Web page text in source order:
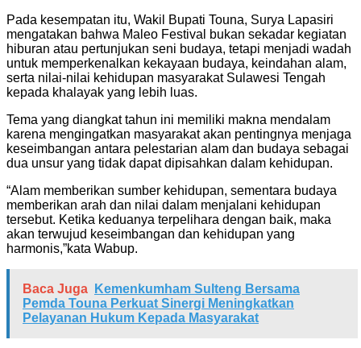
Pada kesempatan itu, Wakil Bupati Touna, Surya Lapasiri
mengatakan bahwa Maleo Festival bukan sekadar kegiatan
hiburan atau pertunjukan seni budaya, tetapi menjadi wadah
untuk memperkenalkan kekayaan budaya, keindahan alam,
serta nilai-nilai kehidupan masyarakat Sulawesi Tengah
kepada khalayak yang lebih luas.
Tema yang diangkat tahun ini memiliki makna mendalam
karena mengingatkan masyarakat akan pentingnya menjaga
keseimbangan antara pelestarian alam dan budaya sebagai
dua unsur yang tidak dapat dipisahkan dalam kehidupan.
“Alam memberikan sumber kehidupan, sementara budaya
memberikan arah dan nilai dalam menjalani kehidupan
tersebut. Ketika keduanya terpelihara dengan baik, maka
akan terwujud keseimbangan dan kehidupan yang
harmonis,”kata Wabup.
Baca Juga
Kemenkumham Sulteng Bersama
Pemda Touna Perkuat Sinergi Meningkatkan
Pelayanan Hukum Kepada Masyarakat